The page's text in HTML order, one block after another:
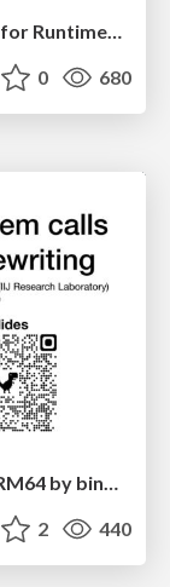
Self-Hosted WebAssembly Runtime for Runtime-Neutral Checkpoint/Restore in Edge–Cloud Continuum
0 680
svc-hook: hooking system calls on ARM64 by binary rewriting
2 440